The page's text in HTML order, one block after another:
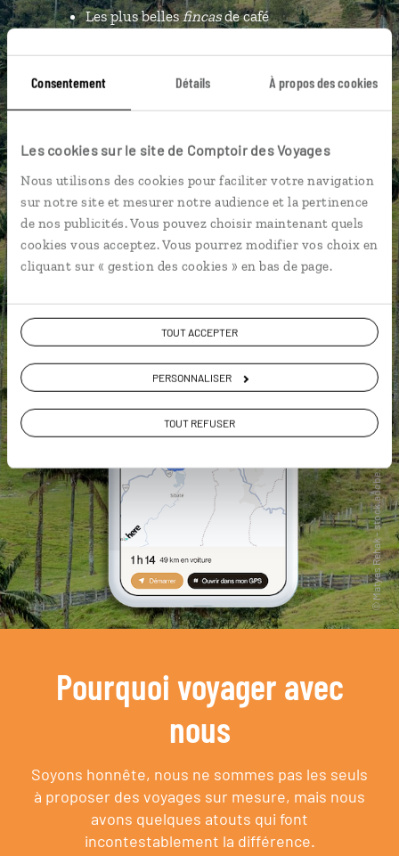
Consentement Détails À propos des cookies
Les cookies sur le site de Comptoir des Voyages
Nous utilisons des cookies pour faciliter votre navigation
sur notre site et mesurer notre audience et la pertinence
de nos publicités. Vous pouvez choisir maintenant quels
cookies vous acceptez. Vous pourrez modifier vos choix en
cliquant sur « gestion des cookies » en bas de page.
TOUT ACCEPTER
PERSONNALISER
TOUT REFUSER
Les plus bellesfincasde café
vous-même
DÉCOUVRIR LUCIOLE
Pourquoi voyager avec
nous
Soyons honnête, nous ne sommes pas les seuls
à proposer des voyages sur mesure, mais nous
avons quelques atouts qui font
incontestablement la différence.